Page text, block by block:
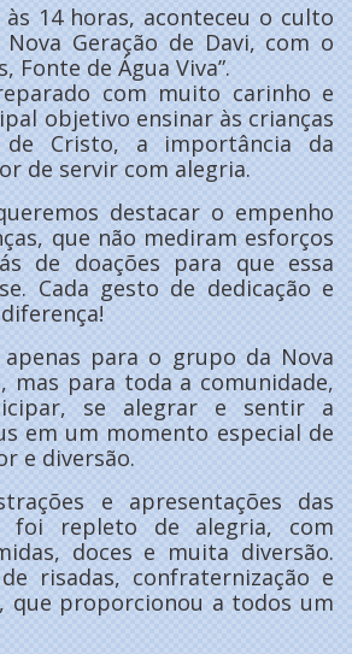
14 horas, aconteceu o culto
Geração de Davi, com o
Fonte de Água Viva”.
com muito carinho e
objetivo ensinar às crianças
Cristo, a importância da
de servir com alegria.
destacar o empenho
que não mediram esforços
de doações para que essa
Cada gesto de dedicação e
para o grupo da Nova
mas para toda a comunidade,
se alegrar e sentir a
em um momento especial de
e diversão.
e apresentações das
foi repleto de alegria, com
doces e muita diversão.
risadas, confraternização e
que proporcionou a todos um